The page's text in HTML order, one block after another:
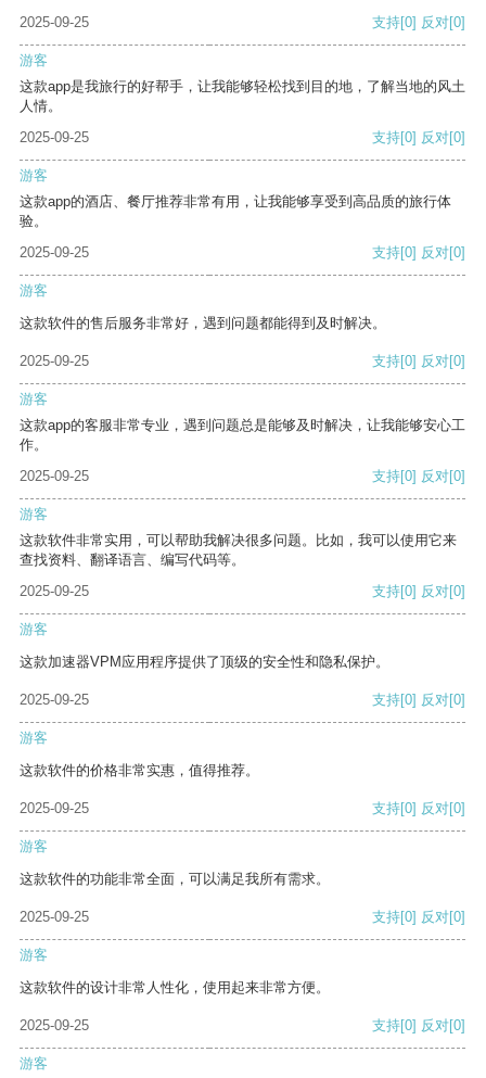
2025-09-25 支持[0] 反对[0]
游客
这款app是我旅行的好帮手，让我能够轻松找到目的地，了解当地的风土
人情。
2025-09-25
支持[0] 反对[0]
游客
这款app的酒店、餐厅推荐非常有用，让我能够享受到高品质的旅行体
验。
2025-09-25
支持[0] 反对[0]
游客
这款软件的售后服务非常好，遇到问题都能得到及时解决。
2025-09-25 支持[0] 反对[0]
游客
这款app的客服非常专业，遇到问题总是能够及时解决，让我能够安心工
作。
2025-09-25
支持[0] 反对[0]
游客
这款软件非常实用，可以帮助我解决很多问题。比如，我可以使用它来
查找资料、翻译语言、编写代码等。
2025-09-25
支持[0] 反对[0]
游客
这款加速器VPM应用程序提供了顶级的安全性和隐私保护。
2025-09-25 支持[0] 反对[0]
游客
这款软件的价格非常实惠，值得推荐。
2025-09-25 支持[0] 反对[0]
游客
这款软件的功能非常全面，可以满足我所有需求。
2025-09-25 支持[0] 反对[0]
游客
这款软件的设计非常人性化，使用起来非常方便。
2025-09-25 支持[0] 反对[0]
游客